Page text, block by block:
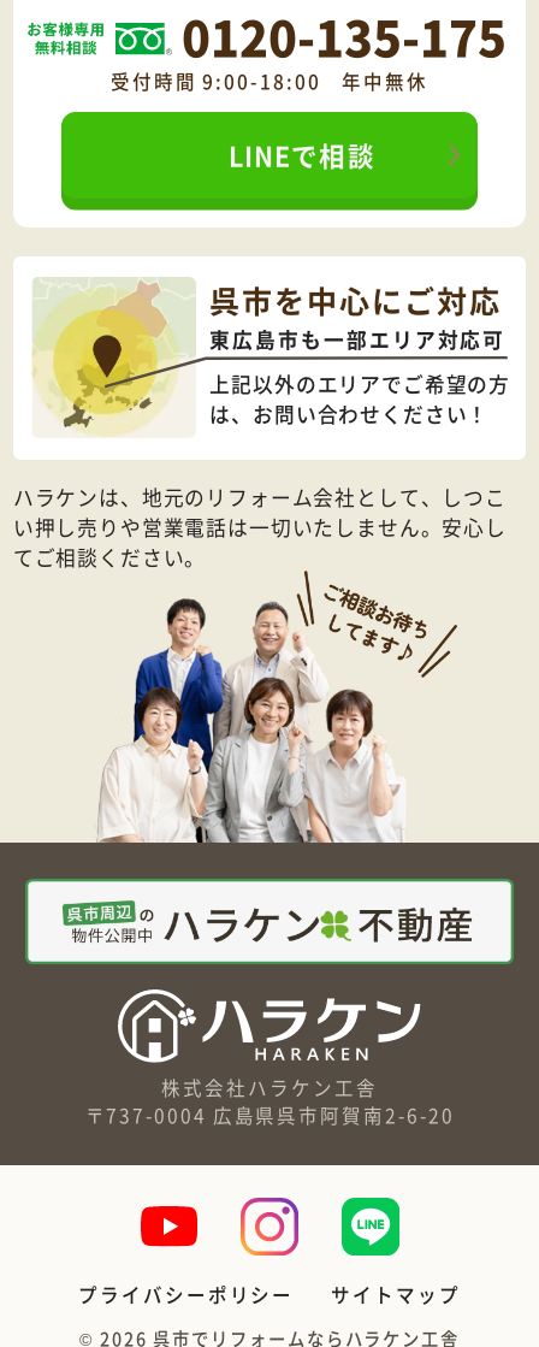
0120-135-175
受付時間 9:00-18:00 年中無休
LINEで相談
呉市を中心にご対応
東広島市も一部エリア対応可
上記以外のエリアでご希望の方
は、 お問い合わせください！
ハラケンは、地元のリフォーム会社として、しつこ
い押し売りや営業電話は一切いたしません。安心し
てご相談ください。
株式会社ハラケン工舎
〒737-0004 広島県呉市阿賀南2-6-20
プライバシーポリシー サイトマップ
© 2026呉市でリフォームならハラケン工舎